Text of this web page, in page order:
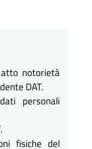
notorietà
DAT.
personali
fisiche del